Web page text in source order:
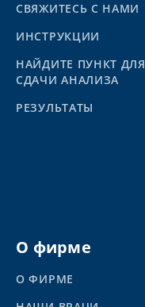
СВЯЖИТЕСЬ С НАМИ
ИНСТРУКЦИИ
НАЙДИТЕ ПУНКТ ДЛЯ
СДАЧИ АНАЛИЗА
PЕЗУЛЬТАТЫ
О фирме
О ФИРМЕ